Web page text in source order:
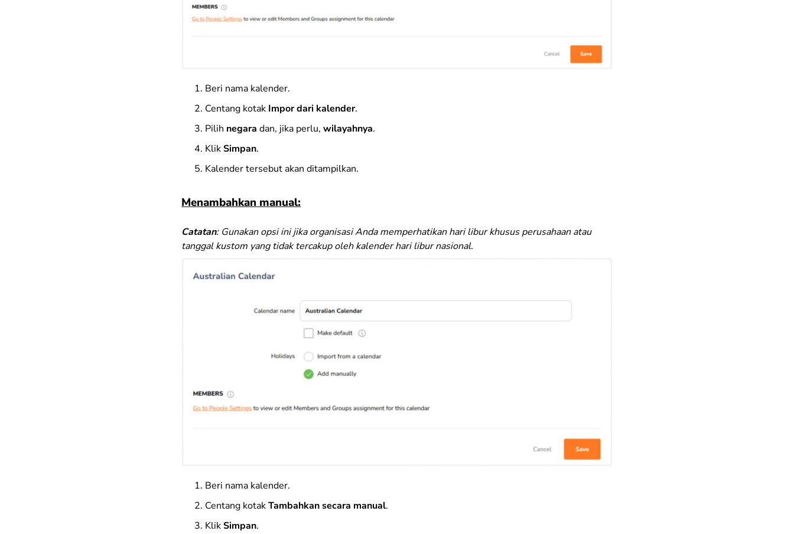
Beri nama kalender.
Centang kotak Impor dari kalender.
Pilih negara dan, jika perlu, wilayahnya.
KlikSimpan.
Kalender tersebut akan ditampilkan.
Menambahkan manual:
Catatan: Gunakan opsi ini jika organisasi Anda memperhatikan hari libur khusus perusahaan atau
tanggal kustom yang tidak tercakup oleh kalender hari libur nasional.
Beri nama kalender.
Centang kotakTambahkan secara manual.
KlikSimpan.